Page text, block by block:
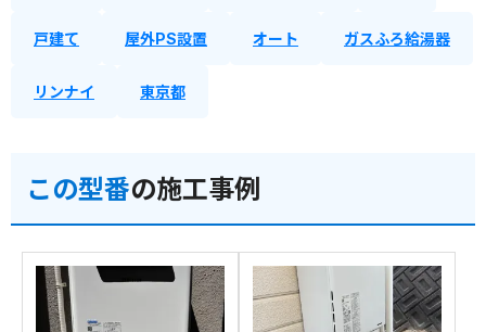
戸建て 屋外PS設置 オート ガスふろ給湯器
リンナイ 東京都
この型番の施工事例